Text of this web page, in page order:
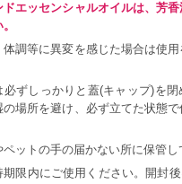
エッセンシャルオイルは、芳香
体調等に異変を感じた場合は使
必ずしっかりと蓋(キャップ)を閉
の場所を避け、必ず立てた状態で
ペットの手の届かない所に保管し
期限内にご使用ください。開封